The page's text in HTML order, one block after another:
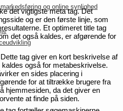
og online synlighed
det vigtigste meta tag. Det
og er den første linje, som
Et optimeret title tag
det også kaldes, er afgørende for
tag giver en kort beskrivelse af
også for metabeskrivelse.
en sides placering i
for at tiltrække brugere fra
hjemmesiden, da det giver en
at finde på siden.